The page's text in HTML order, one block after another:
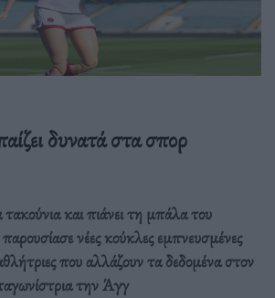
δυνατά στα σπορ
και πιάνει τη μπάλα του
νέες κούκλες εμπνευσμένες
που αλλάζουν τα δεδομένα στον
την Άγγ